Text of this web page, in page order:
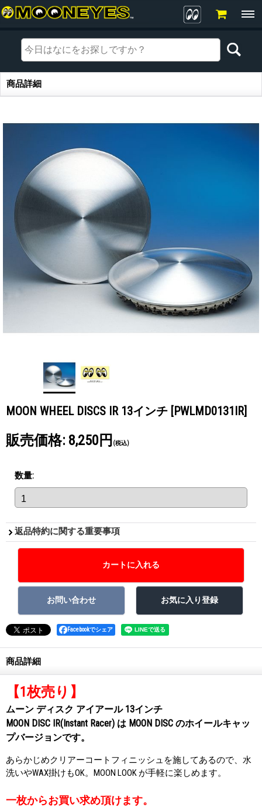
商品詳細
商品詳細
MOON WHEEL DISCS IR 13インチ [PWLMD0131IR]
販売価格: 8,250円 (税込)
数量:
返品特約に関する重要事項
Facebookでシェア
商品詳細
【1枚売り】
ムーン ディスク アイアール 13インチ
MOON DISC IR(Instant Racer) は MOON DISC のホイールキャッ
プバージョンです。
あらかじめクリアーコートフィニッシュを施してあるので、水
洗いやWAX掛けもOK。MOON LOOK が手軽に楽しめます。
一枚からお買い求め頂けます。